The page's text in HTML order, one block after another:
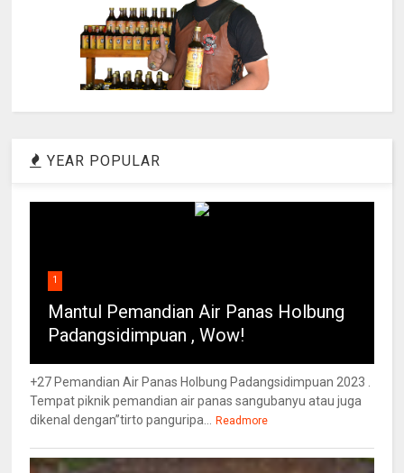
YEAR POPULAR
1
Mantul Pemandian Air Panas Holbung
Padangsidimpuan , Wow!
+27 Pemandian Air Panas Holbung Padangsidimpuan 2023 .
Tempat piknik pemandian air panas sangubanyu atau juga
dikenal dengan”tirto panguripa...
Readmore